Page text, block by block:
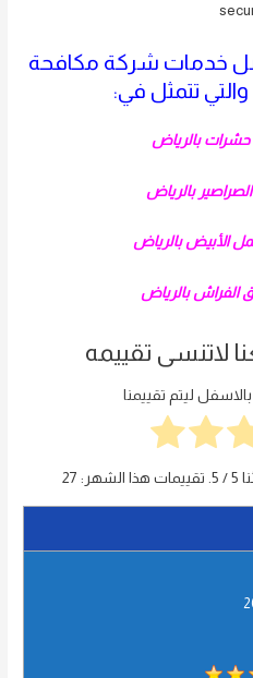
خدمات شركة مكافحة
تتمثل في:
بالرياض
بالرياض
الأبيض بالرياض
الفراش بالرياض
لاتنسى تقييمه
ليتم تقييمنا
5 / 5. تقييمات هذا الشهر: 27